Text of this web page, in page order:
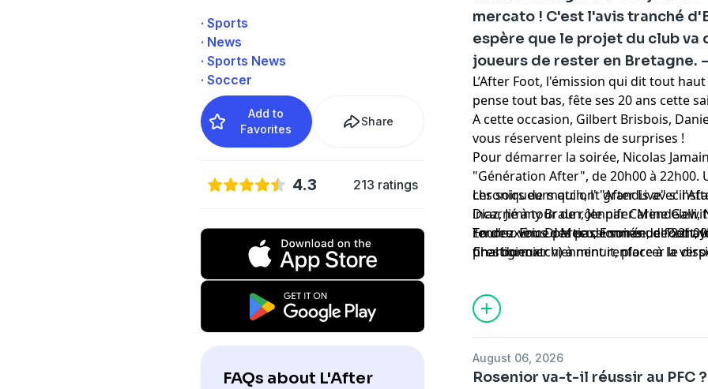
· Sports
· News
· Sports News
· Soccer
Add to
Favorites
Share
4.3 213 ratings
FAQs about L'After
mercato ! C'est l'avis tranché
espère que le projet du club va
joueurs de rester en Bretagne.
L’After Foot, l'émission qui dit tout
pense tout bas, fête ses 20 ans cette
A cette occasion, Gilbert Brisbois,
vous réservent pleins de surprises !
Pour démarrer la soirée, Nicolas
"Génération After", de 20h00 à 22h00.
chroniqueurs qui ont grandis avec
Diaz, Jimmy Braun, Jennifer
rendez-vous des passionnés de foot
prestigieux.
Les soirs de match, l' "After Live"
incarné à tour de rôle par Carine Galli,
Tourre. Eric Di Meco, Emmanuel Petit,
Charbonnier viennent renforcer le
En deuxième partie de soirée, de
final du match) à minuit, place à la
de l'After autour de Gilbert Brisbois,
et Jean-Louis Tourre du dimanche au
retour dans l'After et prend les
vendredis et samedis.
August 06, 2026
Rosenior va-t-il réussir au PFC